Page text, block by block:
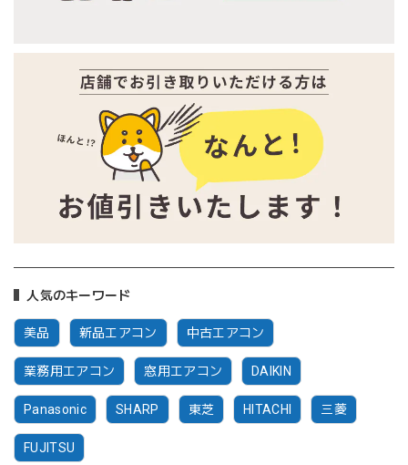
人気のキーワード
美品 新品エアコン 中古エアコン
業務用エアコン 窓用エアコン DAIKIN
Panasonic SHARP 東芝 HITACHI 三菱
FUJITSU